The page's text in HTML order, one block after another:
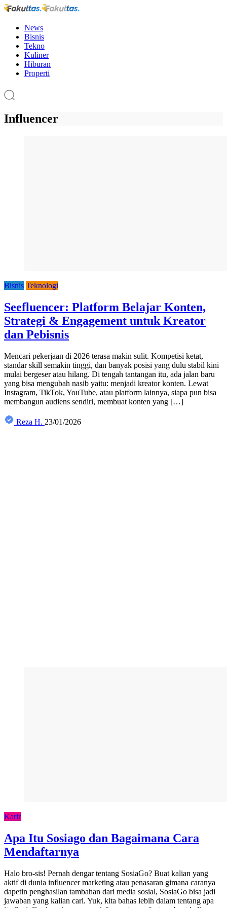
News
Bisnis
Tekno
Kuliner
Hiburan
Properti
Influencer
Bisnis Teknologi
Seefluencer: Platform Belajar Konten,
Strategi & Engagement untuk Kreator
dan Pebisnis
Mencari pekerjaan di 2026 terasa makin sulit. Kompetisi ketat,
standar skill semakin tinggi, dan banyak posisi yang dulu stabil kini
mulai bergeser atau hilang. Di tengah tantangan itu, ada jalan baru
yang bisa mengubah nasib yaitu: menjadi kreator konten. Lewat
Instagram, TikTok, YouTube, atau platform lainnya, siapa pun bisa
membangun audiens sendiri, membuat konten yang […]
Reza H. 23/01/2026
Karir
Apa Itu Sosiago dan Bagaimana Cara
Mendaftarnya
Halo bro-sis! Pernah dengar tentang SosiaGo? Buat kalian yang
aktif di dunia influencer marketing atau penasaran gimana caranya
dapetin penghasilan tambahan dari media sosial, SosiaGo bisa jadi
jawaban yang kalian cari. Yuk, kita bahas lebih dalam tentang apa